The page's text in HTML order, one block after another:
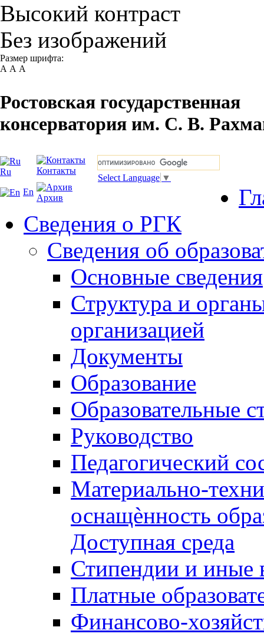
Высокий контраст
Без изображений
Размер шрифта:
А А А
Ростовская государственная
консерватория им. С. В.
Ru
En
Контакты
Архив
Select Language ▼
Сведения о РГК
Сведения об
Основные сведения
Структура и
организацией
Документы
Образование
Образовательные
Руководство
Педагогический
Материально-
оснащѐнность
Доступная среда
Стипендии и иные
Платные
Финансово-